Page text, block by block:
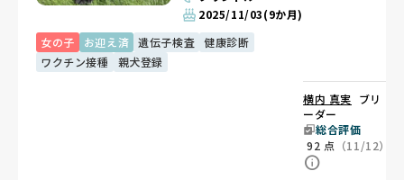
2025/11/03(9か月)
女の子
お迎え済 遺伝子検査
健康診断
ワクチン接種
親犬登録
横内 真実 ブリ
ーダー
総合評価
92 点 （11/12）